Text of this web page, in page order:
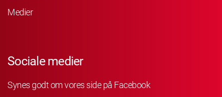
Medier
Sociale medier
Synes godt om vores side på Facebook